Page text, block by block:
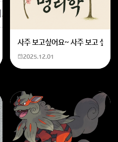
에서 촬영한 사진입니다
다
지 ?
계산할때0하나 빼고 나누기 2하면
사주 보고싶어요~ 사주 보고 싶
2025.12.01